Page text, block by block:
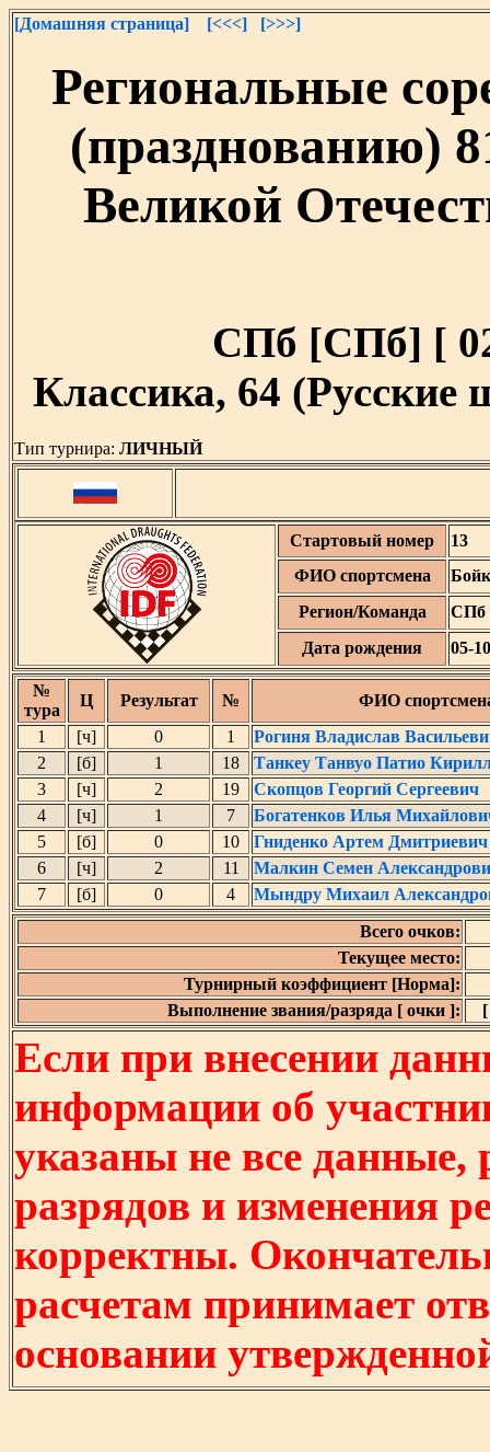
[Домашняя страница] [<<<] [>>>]
Региональные
(празднованию)
Великой
СПб [СПб] [
Классика, 64
Тип турнира: ЛИЧНЫЙ
Стартовый номер
13
ФИО спортсмена
Регион/Команда
СПб
Дата рождения
05-
№
тура
Ц Результат №
ФИО
1
[ч] 0 1
Рогиня Владислав
2
[б] 1 18
Танкеу Танвуо Патио
3
[ч] 2 19
Скопцов Георгий Сергеевич
4
[ч] 1 7
Богатенков Илья
5
[б] 0 10
Гниденко Артем Дмитриевич
6
[ч] 2 11
Малкин Семен
7
[б] 0 4
Мындру Михаил
Всего очков:
Текущее место:
Турнирный коэффициент [Норма]:
Выполнение звания/разряда [ очки ]:
Если при внесении
информации об
указаны не все
разрядов и изменения
корректны.
расчетам принимает
основании